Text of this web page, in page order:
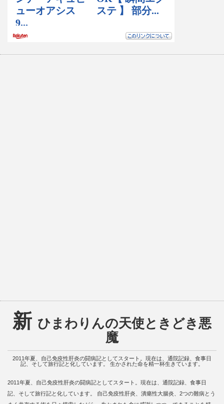
新 ひまわりんの天使ときどき悪
魔
2011年夏、自己免疫性肝炎の闘病記としてスタート。現在は、通院記録、食事日
記、そして旅行記と化しています。 生かされた命を精一杯生きています。
2011年夏、自己免疫性肝炎の闘病記としてスタート。現在は、通院記録、食事日
記、そして旅行記と化しています。 自己免疫性肝炎、潰瘍性大腸炎、2つの難病とう